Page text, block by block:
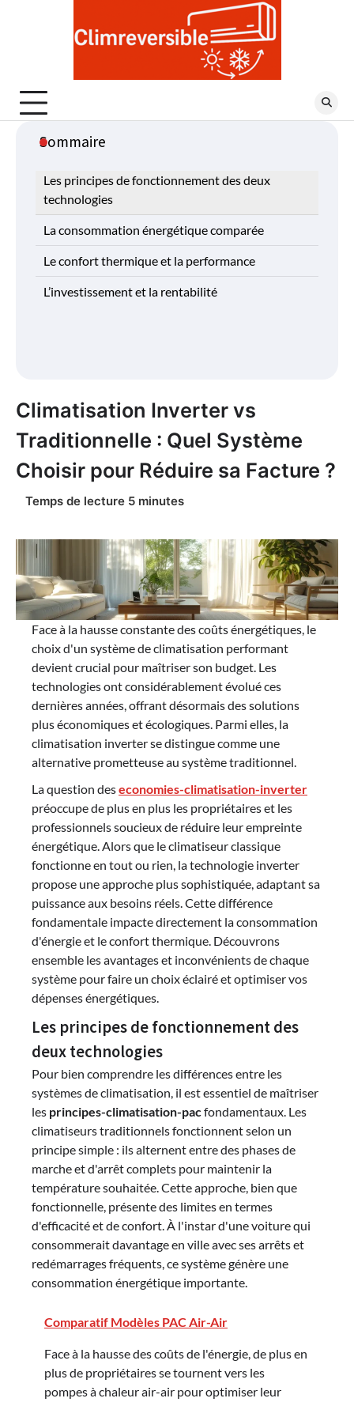
Climatisation Inverter vs
Traditionnelle : Quel Système
Choisir pour Réduire sa Facture ?
Face à la hausse constante des coûts énergétiques, le
choix d'un système de climatisation performant
devient crucial pour maîtriser son budget. Les
technologies ont considérablement évolué ces
dernières années, offrant désormais des solutions
plus économiques et écologiques. Parmi elles, la
climatisation inverter se distingue comme une
alternative prometteuse au système traditionnel.
La question deseconomies-climatisation-inverter
préoccupe de plus en plus les propriétaires et les
professionnels soucieux de réduire leur empreinte
énergétique. Alors que le climatiseur classique
fonctionne en tout ou rien, la technologie inverter
propose une approche plus sophistiquée, adaptant sa
puissance aux besoins réels. Cette différence
fondamentale impacte directement la consommation
d'énergie et le confort thermique. Découvrons
ensemble les avantages et inconvénients de chaque
système pour faire un choix éclairé et optimiser vos
dépenses énergétiques.
Les principes de fonctionnement des
deux technologies
Pour bien comprendre les différences entre les
systèmes de climatisation, il est essentiel de maîtriser
les principes-climatisation-pacfondamentaux. Les
climatiseurs traditionnels fonctionnent selon un
principe simple : ils alternent entre des phases de
marche et d'arrêt complets pour maintenir la
température souhaitée. Cette approche, bien que
fonctionnelle, présente des limites en termes
d'efficacité et de confort. À l'instar d'une voiture qui
consommerait davantage en ville avec ses arrêts et
redémarrages fréquents, ce système génère une
consommation énergétique importante.
Comparatif Modèles PAC Air-Air
Face à la hausse des coûts de l'énergie, de plus en
plus de propriétaires se tournent vers les
pompes à chaleur air-air pour optimiser leur
Sommaire
Les principes de fonctionnement des deux
technologies
La consommation énergétique comparée
Le confort thermique et la performance
L’investissement et la rentabilité